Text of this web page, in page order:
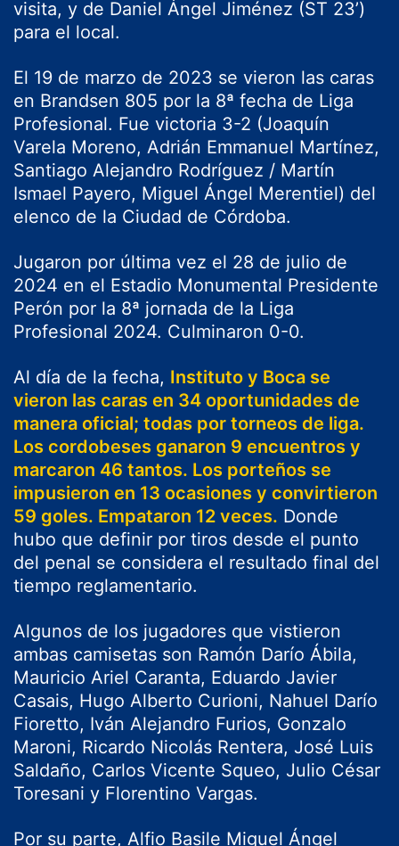
visita, y de Daniel Ángel Jiménez (ST 23’)
para el local.
El 19 de marzo de 2023 se vieron las caras
en Brandsen 805 por la 8ª fecha de Liga
Profesional. Fue victoria 3-2 (Joaquín
Varela Moreno, Adrián Emmanuel Martínez,
Santiago Alejandro Rodríguez / Martín
Ismael Payero, Miguel Ángel Merentiel) del
elenco de la Ciudad de Córdoba.
Jugaron por última vez el 28 de julio de
2024 en el Estadio Monumental Presidente
Perón por la 8ª jornada de la Liga
Profesional 2024. Culminaron 0-0.
Al día de la fecha, Instituto y Boca se
vieron las caras en 34 oportunidades de
manera oficial; todas por torneos de liga.
Los cordobeses ganaron 9 encuentros y
marcaron 46 tantos. Los porteños se
impusieron en 13 ocasiones y convirtieron
59 goles. Empataron 12 veces. Donde
hubo que definir por tiros desde el punto
del penal se considera el resultado final del
tiempo reglamentario.
Algunos de los jugadores que vistieron
ambas camisetas son Ramón Darío Ábila,
Mauricio Ariel Caranta, Eduardo Javier
Casais, Hugo Alberto Curioni, Nahuel Darío
Fioretto, Iván Alejandro Furios, Gonzalo
Maroni, Ricardo Nicolás Rentera, José Luis
Saldaño, Carlos Vicente Squeo, Julio César
Toresani y Florentino Vargas.
Por su parte, Alfio Basile Miguel Ángel